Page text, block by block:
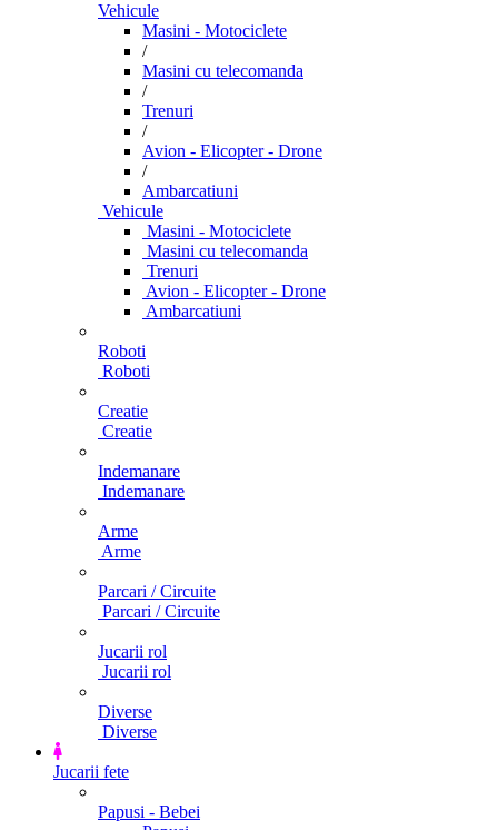
Vehicule
Masini - Motociclete
/
Masini cu telecomanda
/
Trenuri
/
Avion - Elicopter - Drone
/
Ambarcatiuni
Vehicule
Masini - Motociclete
Masini cu telecomanda
Trenuri
Avion - Elicopter - Drone
Ambarcatiuni
Roboti
Roboti
Creatie
Creatie
Indemanare
Indemanare
Arme
Arme
Parcari / Circuite
Parcari / Circuite
Jucarii rol
Jucarii rol
Diverse
Diverse
Jucarii fete
Papusi - Bebei